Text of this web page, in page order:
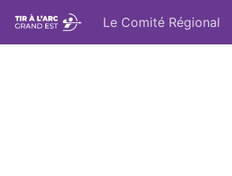
Le Comité Régional